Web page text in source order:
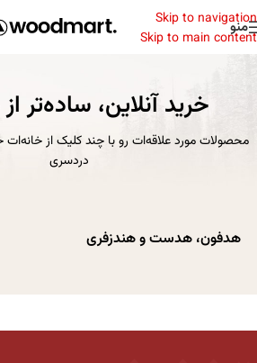
Skip to navigation
Skip to main content
منو
خرید آنلاین، ساده‌تر
محصولات مورد علاقه‌ات رو با چند کلیک از
دردسری
هدفون، هدست و هندزفری